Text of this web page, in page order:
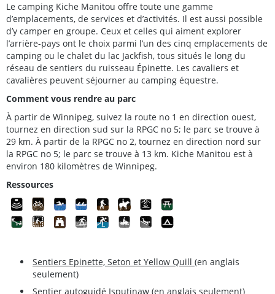
Le camping Kiche Manitou offre toute une gamme
d’emplacements, de services et d’activités. Il est aussi possible
d’y camper en groupe. Ceux et celles qui aiment explorer
l’arrière-pays ont le choix parmi l’un des cinq emplacements de
camping ou le chalet du lac Jackfish, tous situés le long du
réseau de sentiers du ruisseau Épinette. Les cavaliers et
cavalières peuvent séjourner au camping équestre.
Comment vous rendre au parc
À partir de Winnipeg, suivez la route no 1 en direction ouest,
tournez en direction sud sur la RPGC no 5; le parc se trouve à
29 km. À partir de la RPGC no 2, tournez en direction nord sur
la RPGC no 5; le parc se trouve à 13 km. Kiche Manitou est à
environ 180 kilomètres de Winnipeg.
Ressources
Sentiers Epinette, Seton et Yellow Quill (en anglais
seulement)
Sentier autoguidé Isputinaw (en anglais seulement)